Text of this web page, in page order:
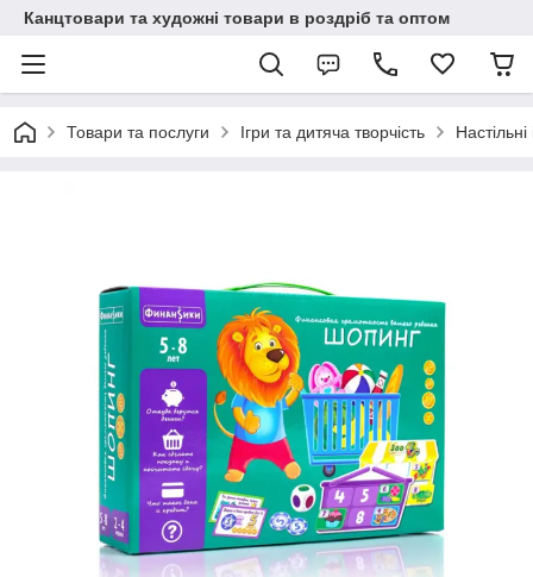
Канцтовари та художні товари в роздріб та оптом
Товари та послуги Ігри та дитяча творчість Настільні